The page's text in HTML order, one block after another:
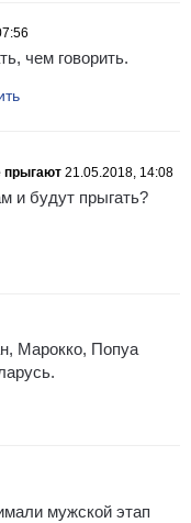
чем говорить.
прыгают 21.05.2018, 14:08
и будут прыгать?
Марокко, Попуа
мужской этап